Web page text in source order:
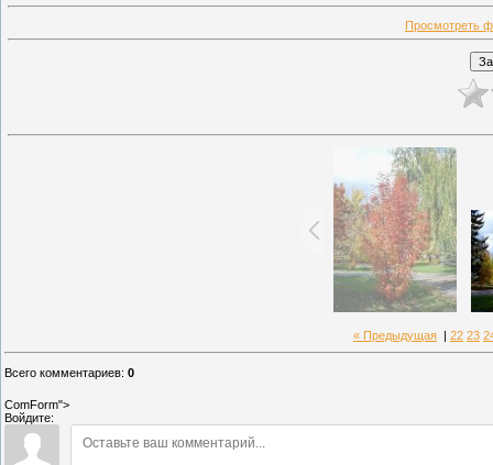
Просмотреть
« Предыдущая 22 23
Всего комментариев: 0
ComForm">
Войдите: